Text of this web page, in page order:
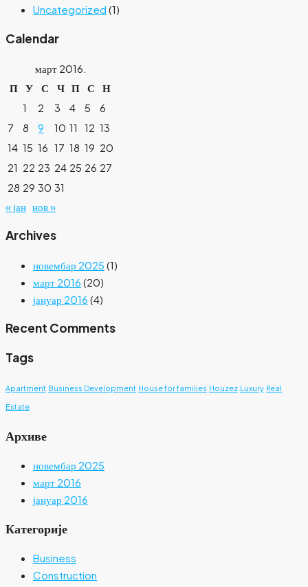
Uncategorized (1)
Calendar
март 2016.
П У С Ч П С
Н
1
2 3 4 5
6
7
8 9 10 11 12 13
14 15 16 17 18 19 20
21 22 23 24 25 26 27
28 29 30 31
« јан нов »
Archives
новембар 2025 (1)
март 2016 (20)
јануар 2016 (4)
Recent Comments
Tags
Apartment Business Development House for families Houzez Luxury Real
Estate
Архиве
новембар 2025
март 2016
јануар 2016
Категорије
Business
Construction